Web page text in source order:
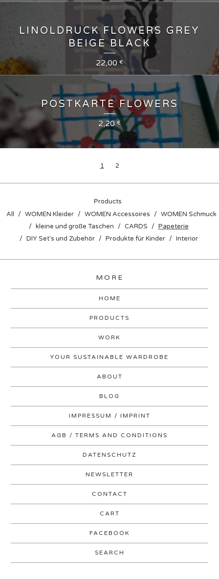
LINOLDRUCK FLOWERS GREY
BEIGE BLACK
22,00 €
POSTKARTE FLOWERS
2,20€
1 2
Products
All
WOMEN Kleider WOMEN Accessoires
WOMEN Schmuck
kleine und große Taschen
CARDS
Papeterie
DIY Set's und Zubehör
Produkte für Kinder Interior
MORE
HOME
PRODUCTS
WORK
YOUR SUSTAINABLE WARDROBE
ABOUT
BLOG
IMPRESSUM / IMPRINT
AGB / TERMS AND CONDITIONS
DATENSCHUTZ
NEWSLETTER
CONTACT
CART
FACEBOOK
SEARCH